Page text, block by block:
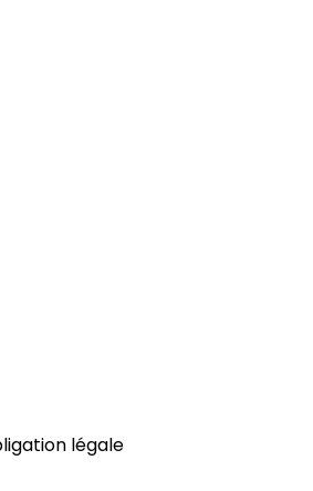
légale